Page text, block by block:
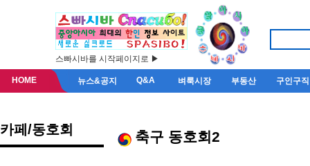
스빠시바를 시작페이지로 ▶
HOME 뉴스&공지 Q&A 벼룩시장 부동산 구인구직
카페/동호회 축구 동호회2